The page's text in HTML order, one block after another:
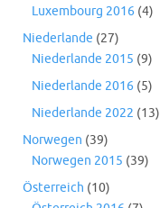
Luxembourg 2016 (4)
Niederlande (27)
Niederlande 2015 (9)
Niederlande 2016 (5)
Niederlande 2022 (13)
Norwegen (39)
Norwegen 2015 (39)
Österreich (10)